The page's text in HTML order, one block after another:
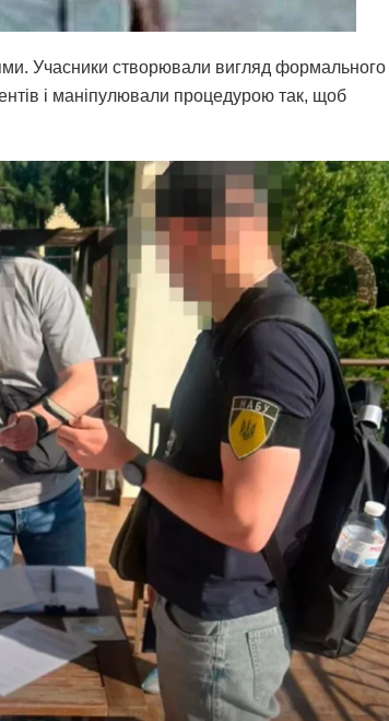
Учасники створювали вигляд формального
і маніпулювали процедурою так, щоб